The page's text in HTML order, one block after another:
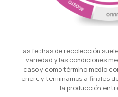
Las fechas de recolección
variedad y las condiciones
caso y como término medio
enero y terminamos a finales
la producción